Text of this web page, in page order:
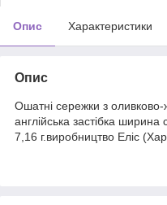
Опис Характеристики
Опис
Ошатні сережки з
англійська застібка
7,16 г.виробництво Еліс